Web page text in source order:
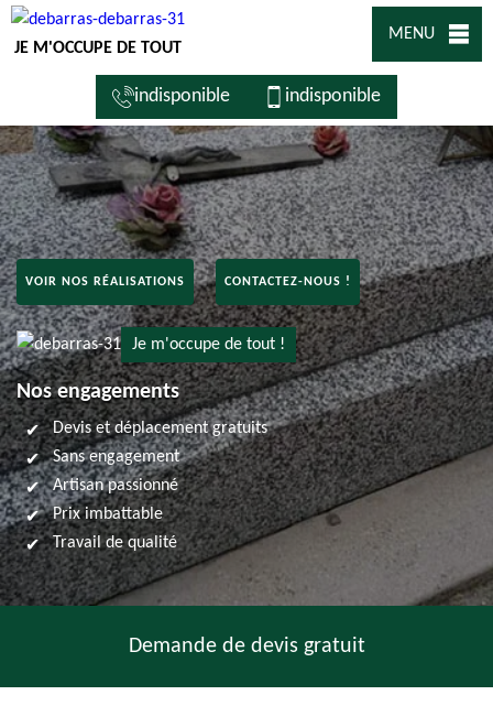
JE M'OCCUPE DE TOUT
MENU
indisponible indisponible
VOIR NOS RÉALISATIONS CONTACTEZ-NOUS !
Je m'occupe de tout !
Nos engagements
Devis et déplacement gratuits
Sans engagement
Artisan passionné
Prix imbattable
Travail de qualité
Demande de devis gratuit